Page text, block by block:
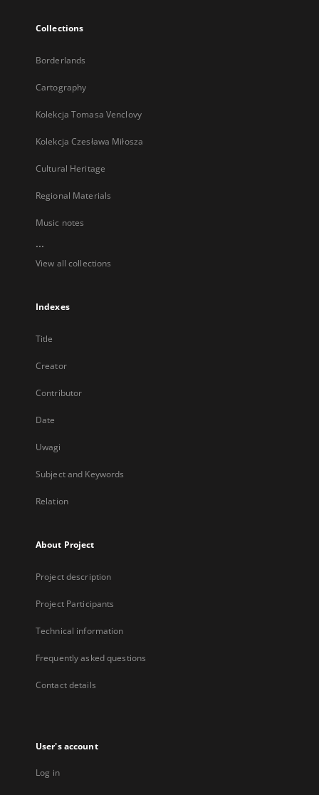
Collections
Borderlands
Cartography
Kolekcja Tomasa Venclovy
Kolekcja Czesława Miłosza
Cultural Heritage
Regional Materials
Music notes
...
View all collections
Indexes
Title
Creator
Contributor
Date
Uwagi
Subject and Keywords
Relation
About Project
Project description
Project Participants
Technical information
Frequently asked questions
Contact details
User's account
Log in